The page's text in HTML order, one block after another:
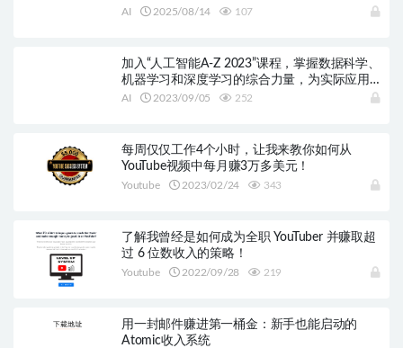
AI 2025/08/14 107
加入“人工智能A-Z 2023”课程，掌握数据科学、
机器学习和深度学习的综合力量，为实际应用
创建尖端的AI解决方案！
AI 2023/09/05 252
每周仅仅工作4个小时，让我来教你如何从
YouTube视频中每月赚3万多美元！
Youtube 2023/02/24 343
了解我曾经是如何成为全职 YouTuber 并赚取超
过 6 位数收入的策略！
Youtube 2022/09/28 219
用一封邮件赚进第一桶金：新手也能启动的
Atomic收入系统